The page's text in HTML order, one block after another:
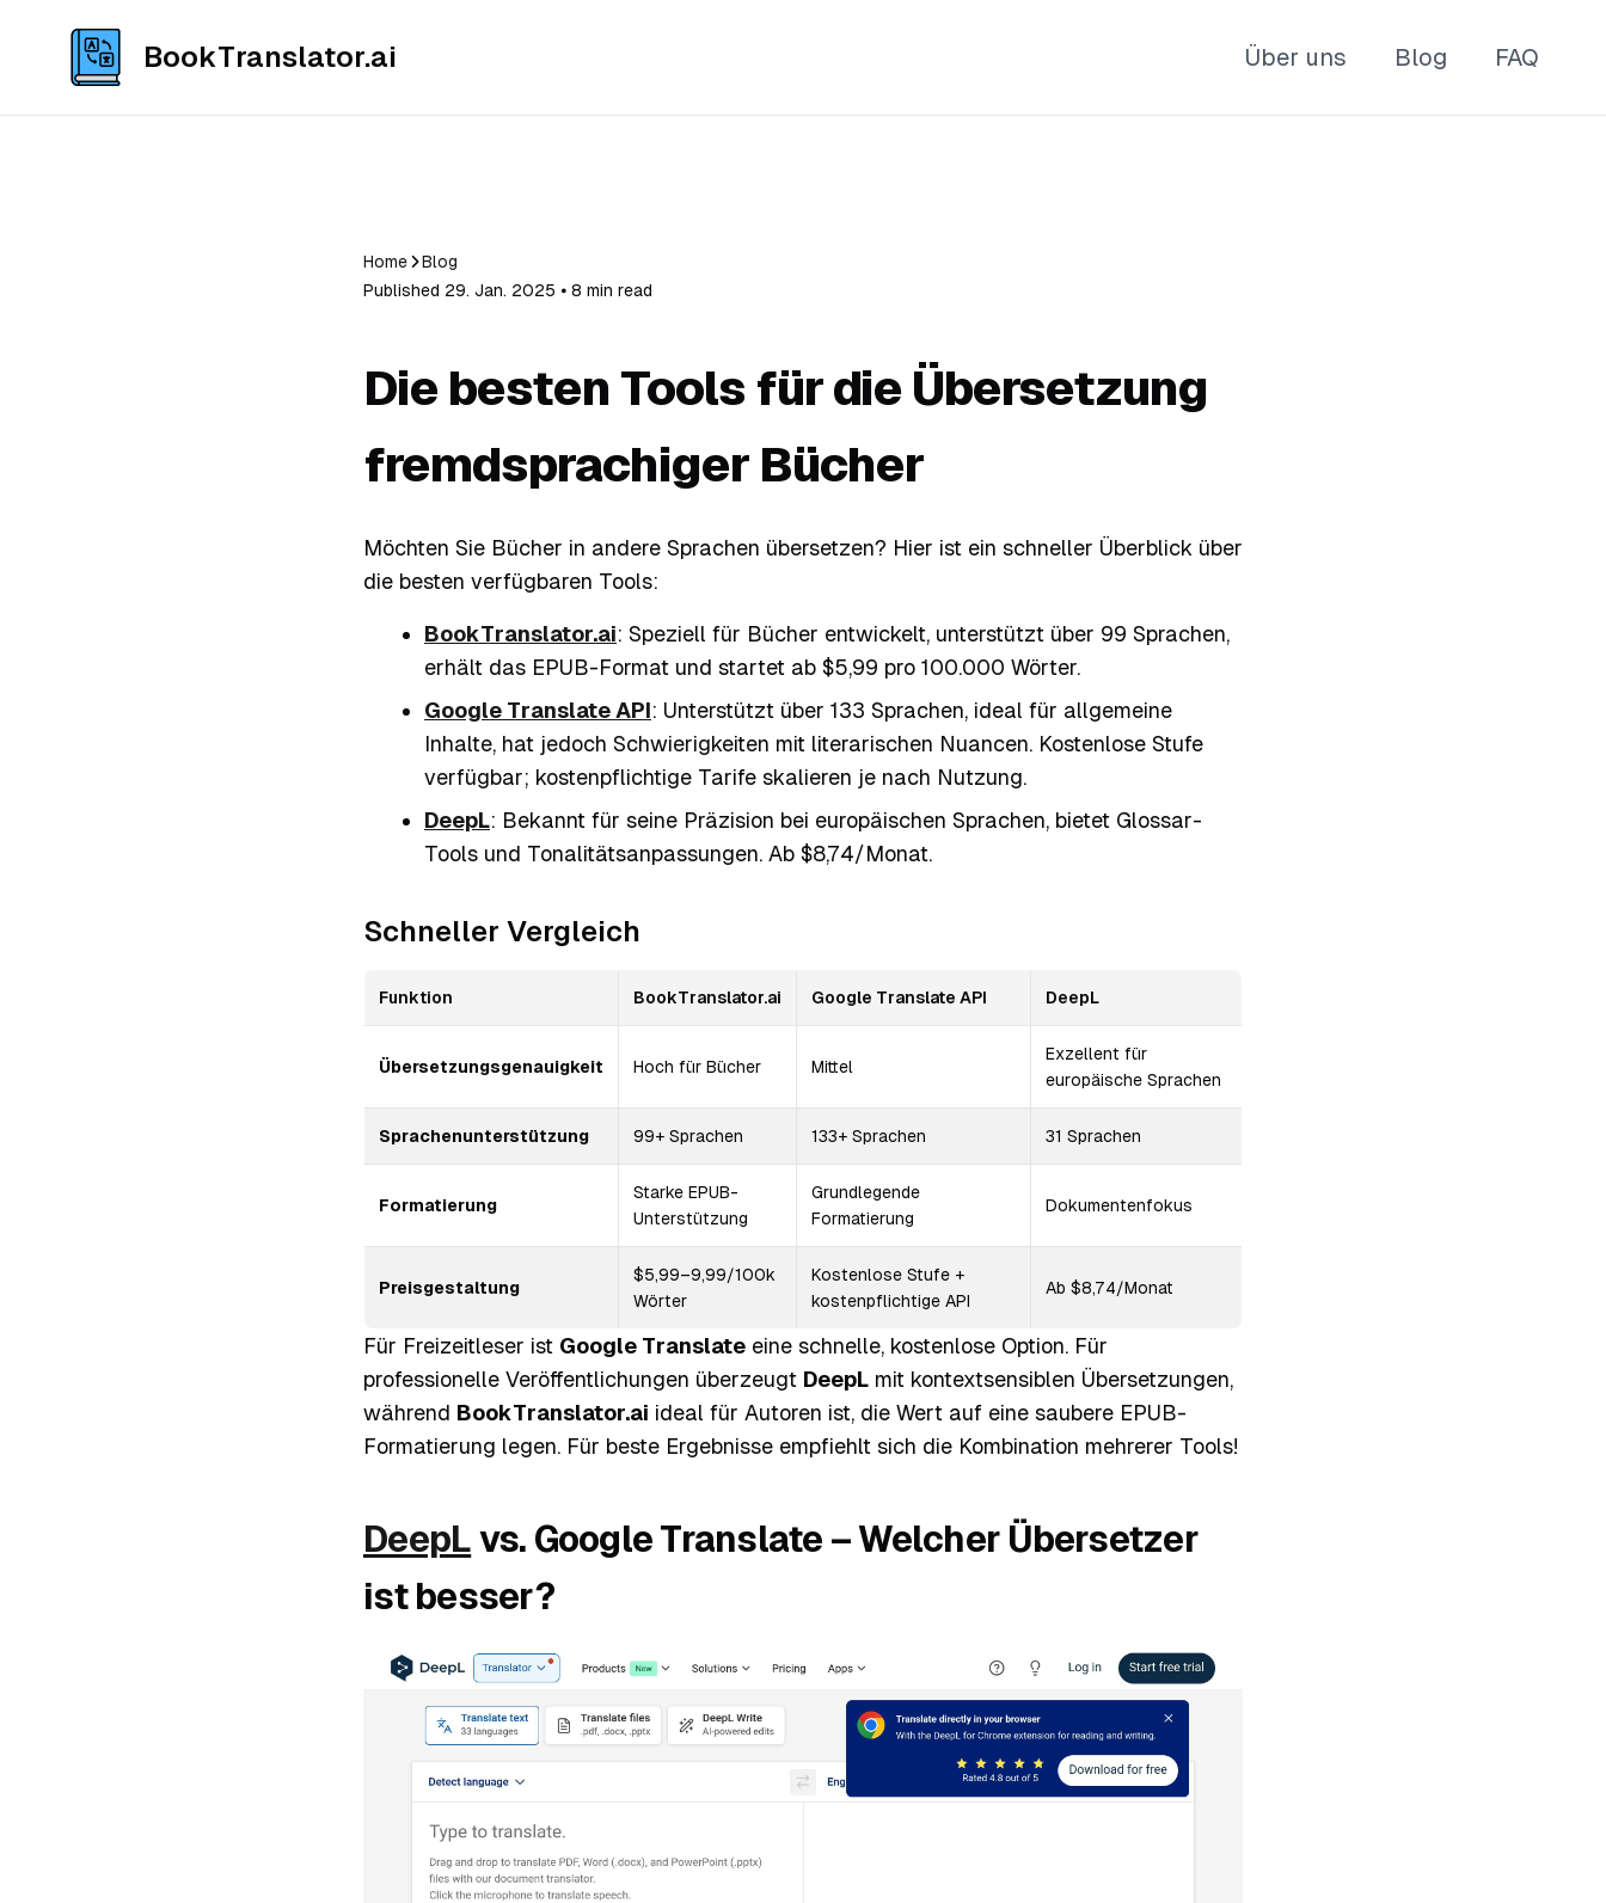
BookTranslator.ai Über uns Blog FAQ
Home
Blog
Published 29. Jan. 2025 ⦁ 8 min read
Die besten Tools für die Übersetzung
fremdsprachiger Bücher
Möchten Sie Bücher in andere Sprachen übersetzen? Hier ist ein schneller Überblick über
die besten verfügbaren Tools:
BookTranslator.ai: Speziell für Bücher entwickelt, unterstützt über 99 Sprachen,
erhält das EPUB-Format und startet ab $5,99 pro 100.000 Wörter.
Google Translate API: Unterstützt über 133 Sprachen, ideal für allgemeine
Inhalte, hat jedoch Schwierigkeiten mit literarischen Nuancen. Kostenlose Stufe
verfügbar; kostenpflichtige Tarife skalieren je nach Nutzung.
DeepL: Bekannt für seine Präzision bei europäischen Sprachen, bietet Glossar-
Tools und Tonalitätsanpassungen. Ab $8,74/Monat.
Schneller Vergleich
Funktion BookTranslator.ai Google Translate API DeepL
Übersetzungsgenauigkeit Hoch für Bücher Mittel
Exzellent für
europäische Sprachen
Sprachenunterstützung 99+ Sprachen 133+ Sprachen 31 Sprachen
Formatierung
Starke EPUB-
Unterstützung
Grundlegende
Formatierung
Dokumentenfokus
Preisgestaltung
$5,99–9,99/100k
Wörter
Kostenlose Stufe +
kostenpflichtige API
Ab $8,74/Monat
Für Freizeitleser ist Google Translate eine schnelle, kostenlose Option. Für
professionelle Veröffentlichungen überzeugt DeepL mit kontextsensiblen Übersetzungen,
während BookTranslator.ai ideal für Autoren ist, die Wert auf eine saubere EPUB-
Formatierung legen. Für beste Ergebnisse empfiehlt sich die Kombination mehrerer Tools!
DeepL vs. Google Translate – Welcher Übersetzer
ist besser?